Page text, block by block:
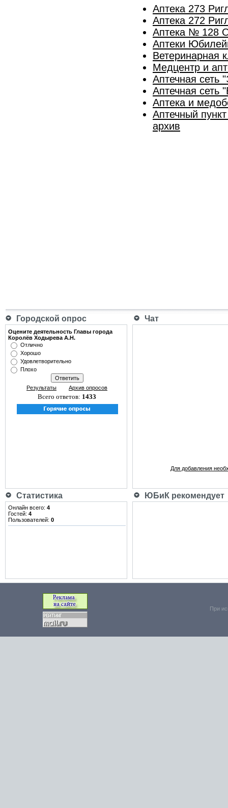
Аптека 273
Аптека 272
Аптека № 128
Аптеки
Ветеринарная
Медцентр и
Аптечная сеть
Аптечная сеть
Аптека и
Аптечный
архив
Городской опрос Чат
Оцените деятельность Главы города
Королёв Ходырева А.Н.
Отлично
Хорошо
Удовлетворительно
Плохо
Результаты Архив опросов
Всего ответов: 1433
Для добавления
Статистика ЮБиК рекомендует
Онлайн всего: 4
Гостей: 4
Пользователей: 0
При